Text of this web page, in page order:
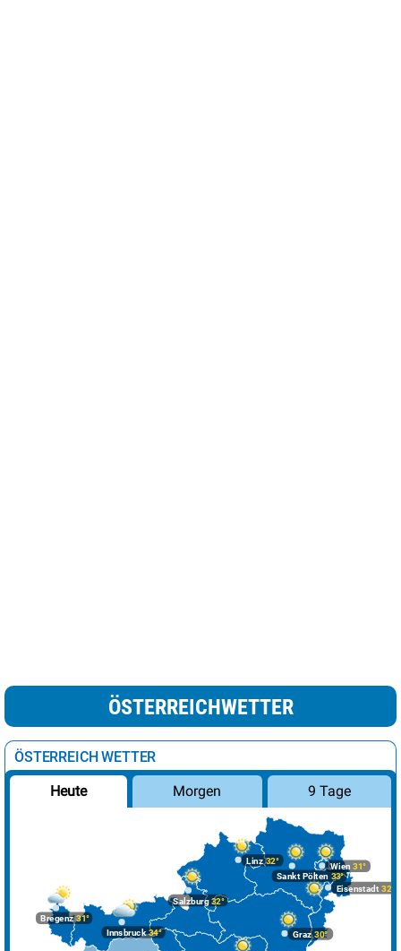
ÖSTERREICHWETTER
ÖSTERREICH WETTER
Heute Morgen 9 Tage
Bregenz31°
Graz30°
Innsbruck34°
Linz32°
Salzburg32°
Wien 31°
Eisenstadt 32°
Sankt Pölten 33°